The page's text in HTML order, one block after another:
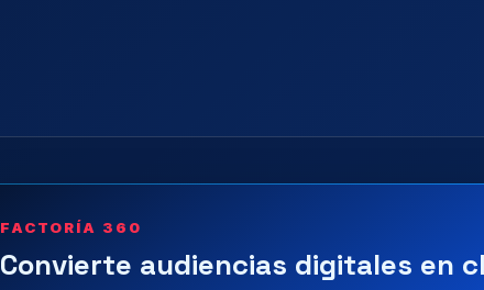
FACTORÍA 360
Convierte audiencias digitales en